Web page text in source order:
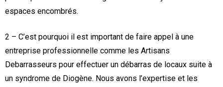
espaces encombrés.
2 – C’est pourquoi il est important de faire appel à une
entreprise professionnelle comme les Artisans
Debarrasseurs pour effectuer un débarras de locaux suite à
un syndrome de Diogène. Nous avons l’expertise et les